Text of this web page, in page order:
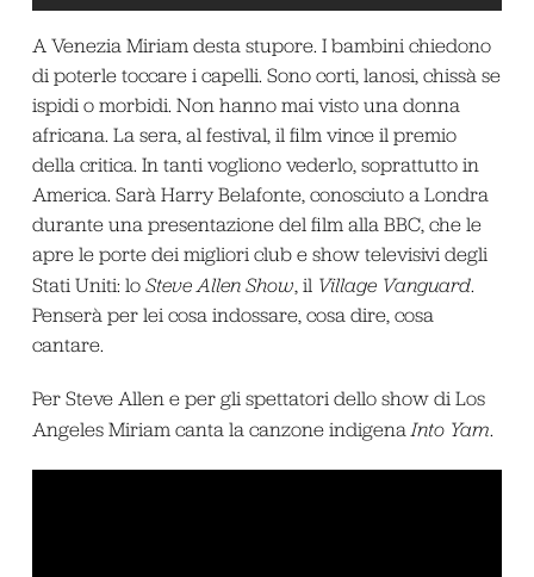
A Venezia Miriam desta stupore. I bambini chiedono
di poterle toccare i capelli. Sono corti, lanosi, chissà se
ispidi o morbidi. Non hanno mai visto una donna
africana. La sera, al festival, il film vince il premio
della critica. In tanti vogliono vederlo, soprattutto in
America. Sarà Harry Belafonte, conosciuto a Londra
durante una presentazione del film alla BBC, che le
apre le porte dei migliori club e show televisivi degli
Stati Uniti: lo Steve Allen Show, il Village Vanguard.
Penserà per lei cosa indossare, cosa dire, cosa
cantare.
Per Steve Allen e per gli spettatori dello show di Los
Angeles Miriam canta la canzone indigenaInto Yam.